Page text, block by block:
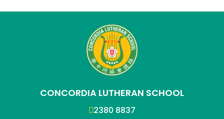
CONCORDIA LUTHERAN SCHOOL
2380 8837